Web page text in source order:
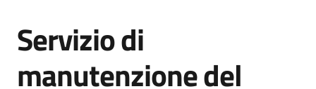
e
strumenti
acquisto
Salta al contenuto
Servizio di
manutenzione del